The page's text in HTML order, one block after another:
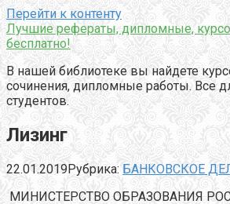
Перейти к контенту
Лучшие рефераты, дипломные,
бесплатно!
В нашей библиотеке вы найдете
сочинения, дипломные работы. Все
студентов.
Лизинг
22.01.2019Рубрика: БАНКОВСКОЕ
МИНИСТЕРСТВО ОБРАЗОВАНИЯ